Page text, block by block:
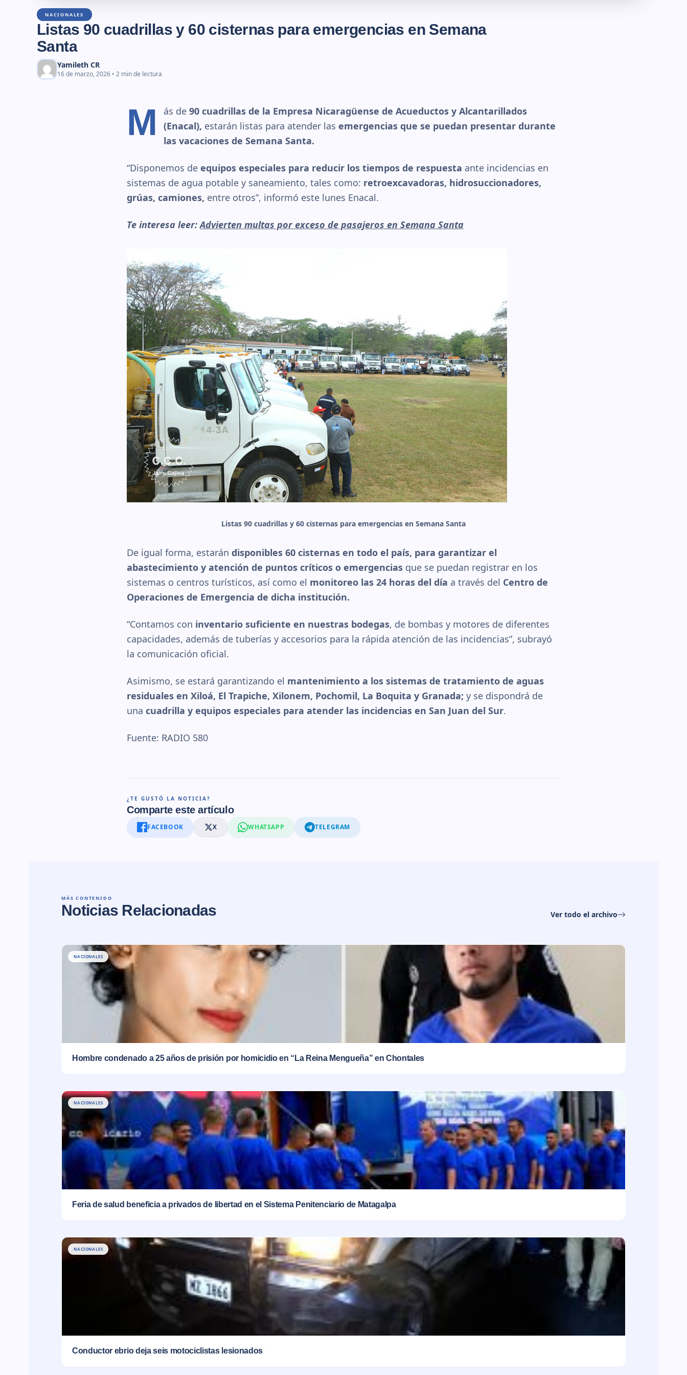
NACIONALES
Listas 90 cuadrillas y 60 cisternas para emergencias en Semana
Santa
Yamileth CR
16 de marzo, 2026 • 2 min de lectura
M ás de 90 cuadrillas de la Empresa Nicaragüense de Acueductos y Alcantarillados
(Enacal), estarán listas para atender las emergencias que se puedan presentar durante
las vacaciones de Semana Santa.
“Disponemos de equipos especiales para reducir los tiempos de respuesta ante incidencias en
sistemas de agua potable y saneamiento, tales como: retroexcavadoras, hidrosuccionadores,
grúas, camiones, entre otros”, informó este lunes Enacal.
Te interesa leer:Advierten multas por exceso de pasajeros en Semana Santa
Listas 90 cuadrillas y 60 cisternas para emergencias en Semana Santa
De igual forma, estarán disponibles 60 cisternas en todo el país, para garantizar el
abastecimiento y atención de puntos críticos o emergencias que se puedan registrar en los
sistemas o centros turísticos, así como el monitoreo las 24 horas del día a través del Centro de
Operaciones de Emergencia de dicha institución.
“Contamos con inventario suficiente en nuestras bodegas, de bombas y motores de diferentes
capacidades, además de tuberías y accesorios para la rápida atención de las incidencias”, subrayó
la comunicación oficial.
Asimismo, se estará garantizando el mantenimiento a los sistemas de tratamiento de aguas
residuales en Xiloá, El Trapiche, Xilonem, Pochomil, La Boquita y Granada; y se dispondrá de
una cuadrilla y equipos especiales para atender las incidencias en San Juan del Sur.
Fuente: RADIO 580
¿TE GUSTÓ LA NOTICIA?
Comparte este artículo
FACEBOOK X WHATSAPP TELEGRAM
MÁS CONTENIDO
Noticias Relacionadas Ver todo el archivo
NACIONALES
Hombre condenado a 25 años de prisión por homicidio en “La Reina Mengueña” en Chontales
NACIONALES
Feria de salud beneficia a privados de libertad en el Sistema Penitenciario de Matagalpa
NACIONALES
Conductor ebrio deja seis motociclistas lesionados